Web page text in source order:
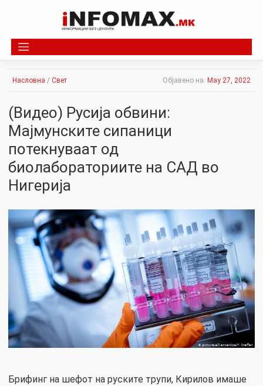
Насловна / Свет Објавено на: May 27, 2022
(Видео) Русија обвини:
Мајмунските сипаници
потекнуваат од
биолабораториите на САД во
Нигерија
Брифинг на шефот на руските трупи, Кирилов имаше